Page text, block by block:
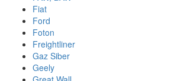
Fiat
Ford
Foton
Freightliner
Gaz Siber
Geely